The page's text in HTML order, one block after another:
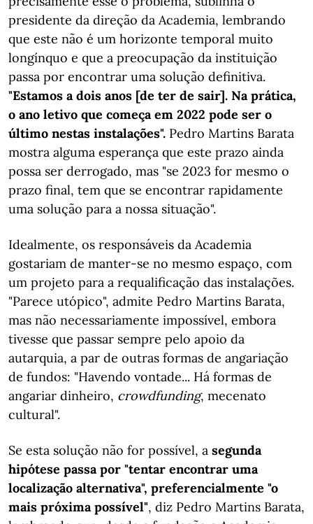
presidente da direção da Academia, lembrando
que este não é um horizonte temporal muito
longínquo e que a preocupação da instituição
passa por encontrar uma solução definitiva.
"Estamos a dois anos [de ter de sair]. Na prática,
o ano letivo que começa em 2022 pode ser o
último nestas instalações". Pedro Martins Barata
mostra alguma esperança que este prazo ainda
possa ser derrogado, mas "se 2023 for mesmo o
prazo final, tem que se encontrar rapidamente
uma solução para a nossa situação".
Idealmente, os responsáveis da Academia
gostariam de manter-se no mesmo espaço, com
um projeto para a requalificação das instalações.
"Parece utópico", admite Pedro Martins Barata,
mas não necessariamente impossível, embora
tivesse que passar sempre pelo apoio da
autarquia, a par de outras formas de angariação
de fundos: "Havendo vontade... Há formas de
angariar dinheiro, crowdfunding, mecenato
cultural".
Se esta solução não for possível, a segunda
hipótese passa por "tentar encontrar uma
localização alternativa", preferencialmente "o
mais próxima possível", diz Pedro Martins Barata,